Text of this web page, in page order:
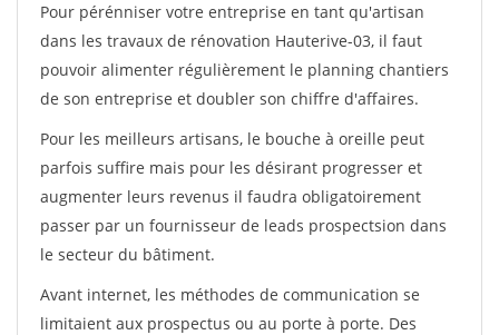
Pour pérénniser votre entreprise en tant qu'artisan
dans les travaux de rénovation Hauterive-03, il faut
pouvoir alimenter régulièrement le planning chantiers
de son entreprise et doubler son chiffre d'affaires.
Pour les meilleurs artisans, le bouche à oreille peut
parfois suffire mais pour les désirant progresser et
augmenter leurs revenus il faudra obligatoirement
passer par un fournisseur de leads prospectsion dans
le secteur du bâtiment.
Avant internet, les méthodes de communication se
limitaient aux prospectus ou au porte à porte. Des